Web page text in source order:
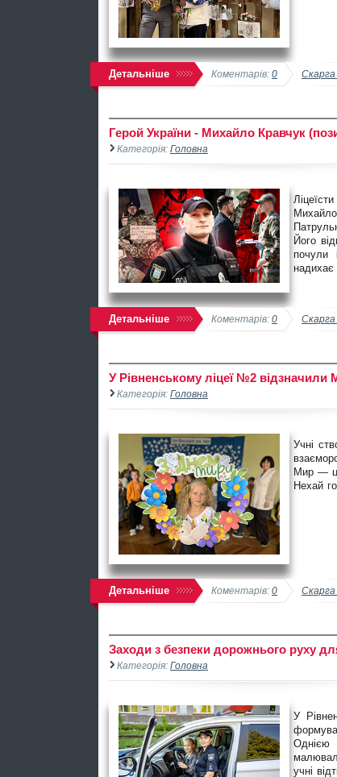
Детальніше Коментарів: 0
Герой України - Михайло Кравчук
Категорія: Головна
Його
почули
надихає
Детальніше Коментарів: 0
У Рівненському ліцеї №2
Категорія: Головна
Учні
Мир —
Нехай
Детальніше Коментарів: 0
Заходи з безпеки дорожнього руху
Категорія: Головна
У
Однією
учні